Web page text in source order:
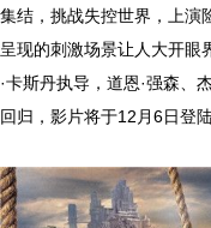
集结，挑战失控世界，上演
呈现的刺激场景让人大开眼
·卡斯丹执导，道恩·强森、
回归，影片将于12月6日登